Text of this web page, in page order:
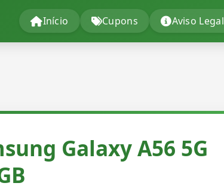
Início Cupons Aviso Legal
Galaxy A56 5G